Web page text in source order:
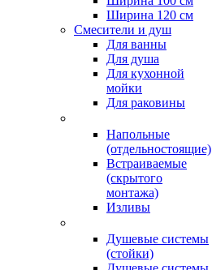
Ширина 120 см
Смесители и душ
Для ванны
Для душа
Для кухонной
мойки
Для раковины
Напольные
(отдельностоящие)
Встраиваемые
(скрытого
монтажа)
Изливы
Душевые системы
(стойки)